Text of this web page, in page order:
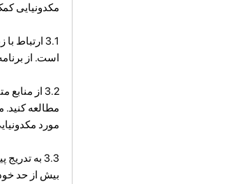
مکدونیایی
3.1 ارتباط
است. از
3.2 از
مطالعه
مورد
3.3 به
بیش از حد